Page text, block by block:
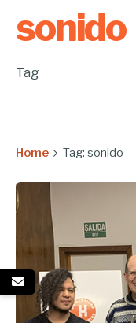
sonido
Tag
Home Tag: sonido